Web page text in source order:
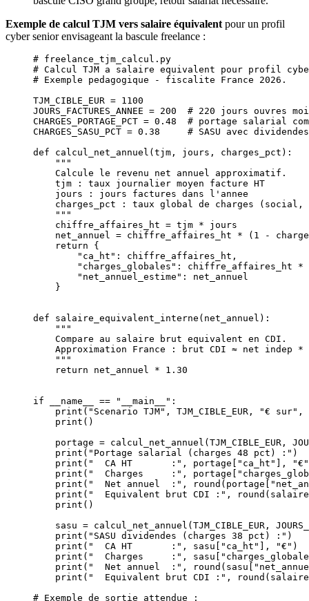
Exemple de calcul TJM vers salaire équivalent pour un profil
cyber senior envisageant la bascule freelance :
# freelance_tjm_calcul.py
# Calcul TJM a salaire equivalent pour profil
# Exemple pedagogique - fiscalite France 2026.
TJM_CIBLE_EUR = 1100
JOURS_FACTURES_ANNEE = 200
# 220 jours ouvres
CHARGES_PORTAGE_PCT = 0.48
# portage salarial
CHARGES_SASU_PCT = 0.38
# SASU avec
def calcul_net_annuel (tjm, jours, charges_pct):
    """
    Calcule le revenu net annuel approximatif.
    tjm : taux journalier moyen facture HT
    jours : jours factures dans l'annee
charges_pct : taux global de charges (social,
    """
    chiffre_affaires_ht
= tjm * jours
    net_annuel
= chiffre_affaires_ht * ( 1 -
    return
{
        "ca_ht"
: chiffre_affaires_ht,
        "charges_globales"
: chiffre_affaires_ht *
        "net_annuel_estime"
: net_annuel
    }
def salaire_equivalent_interne (net_annuel):
    """
    Compare au salaire brut equivalent en CDI.
Approximation France : brut CDI ≈ net indep *
    """
    return
net_annuel * 1.30
if __name__ == "__main__" :
    print
( "Scenario TJM" , TJM_CIBLE_EUR , "€ sur" ,
    print
()
    portage
= calcul_net_annuel( TJM_CIBLE_EUR ,
    print
( "Portage salarial (charges 48 pct) :" )
    print
( "  CA HT       :" , portage[ "ca_ht" ],
"€"
    print
( "  Charges     :" , portage[
    print
( "  Net annuel  :" , round (portage[
    print
( "  Equivalent brut CDI :" , round
    print
()
    sasu
= calcul_net_annuel( TJM_CIBLE_EUR ,
    print
( "SASU dividendes (charges 38 pct) :" )
    print
( "  CA HT       :" , sasu[ "ca_ht" ], "€" )
    print
( "  Charges     :" , sasu[
    print
( "  Net annuel  :" , round (sasu[
    print
( "  Equivalent brut CDI :" , round
# Exemple de sortie attendue :